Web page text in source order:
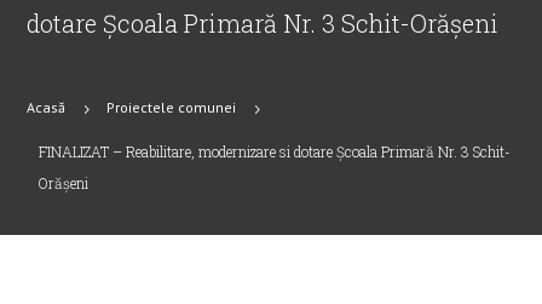
dotare Școala Primară Nr. 3 Schit-Orășeni
Acasă 5 Proiectele comunei 5
FINALIZAT – Reabilitare, modernizare si dotare Școala Primară Nr. 3 Schit-
Orășeni